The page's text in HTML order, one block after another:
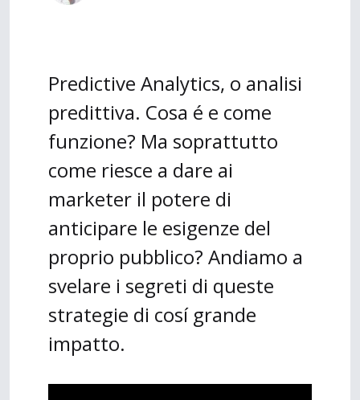
Predictive Analytics, o analisi
predittiva. Cosa é e come
funzione? Ma soprattutto
come riesce a dare ai
marketer il potere di
anticipare le esigenze del
proprio pubblico? Andiamo a
svelare i segreti di queste
strategie di cosí grande
impatto.